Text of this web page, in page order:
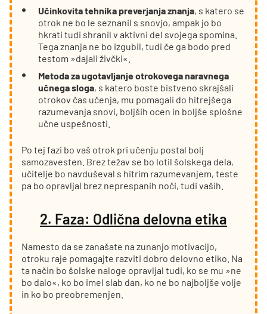
Učinkovita tehnika preverjanja znanja, s katero se
otrok ne bo le seznanil s snovjo, ampak jo bo
hkrati tudi shranil v aktivni del svojega spomina.
Tega znanja ne bo izgubil, tudi če ga bodo pred
testom »dajali živčki«.
Metoda za ugotavljanje otrokovega naravnega
učnega sloga, s katero boste bistveno skrajšali
otrokov čas učenja, mu pomagali do hitrejšega
razumevanja snovi, boljših ocen in boljše splošne
učne uspešnosti.
Po tej fazi bo vaš otrok pri učenju postal bolj
samozavesten. Brez težav se bo lotil šolskega dela,
učitelje bo navduševal s hitrim razumevanjem, teste
pa bo opravljal brez neprespanih noči, tudi vaših.
2. Faza: Odlična delovna etika
Namesto da se zanašate na zunanjo motivacijo,
otroku raje pomagajte razviti dobro delovno etiko. Na
ta način bo šolske naloge opravljal tudi, ko se mu »ne
bo dalo«, ko bo imel slab dan, ko ne bo najboljše volje
in ko bo preobremenjen.